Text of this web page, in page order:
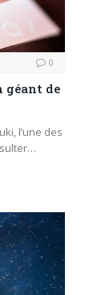
0
géant de
l’une des